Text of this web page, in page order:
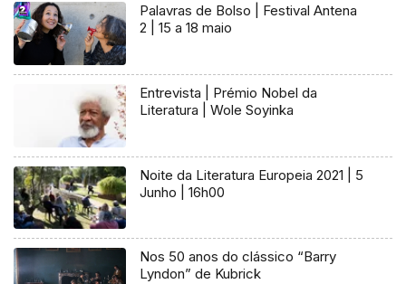
Palavras de Bolso | Festival Antena
2 | 15 a 18 maio
Entrevista | Prémio Nobel da
Literatura | Wole Soyinka
Noite da Literatura Europeia 2021 | 5
Junho | 16h00
Nos 50 anos do clássico “Barry
Lyndon” de Kubrick